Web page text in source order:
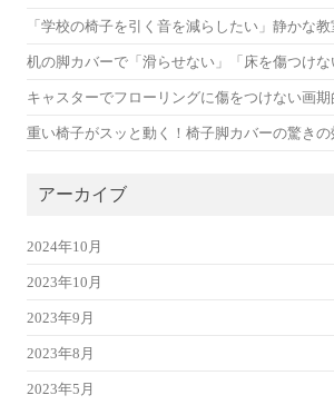
「学校の椅子を引く音を減らしたい」静かな
机の脚カバーで「滑らせない」「床を傷つけな
キャスターでフローリングに傷をつけない画
重い椅子がスッと動く！椅子脚カバーの驚きの
アーカイブ
2024年10月
2023年10月
2023年9月
2023年8月
2023年5月